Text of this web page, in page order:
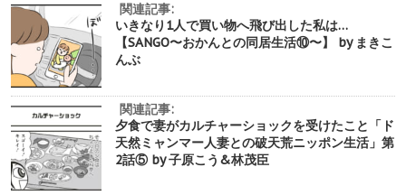
関連記事:
いきなり1人で買い物へ飛び出した私は…
【SANGO〜おかんとの同居生活⑩〜】 by まきこ
んぶ
関連記事:
夕食で妻がカルチャーショックを受けたこと「ド
天然ミャンマー人妻との破天荒ニッポン生活」第
2話⑤ by 子原こう&林茂臣